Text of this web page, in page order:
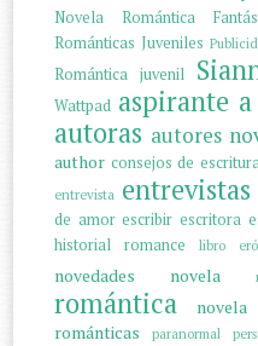
Novela Romántica
Románticas Juveniles
Romántica juvenil
Wattpad aspirante
autoras autores
author consejos de
entrevista entrevistas
de amor escribir escritora
historial romance libro
novedades
novela
romántica
novela
románticas
paranormal